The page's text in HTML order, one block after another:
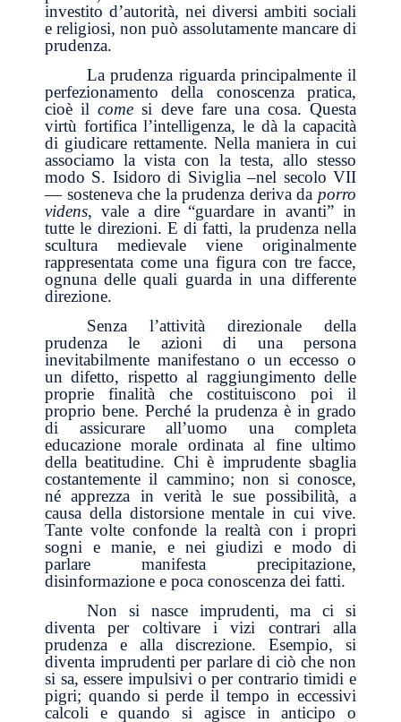
investito d’autorità, nei diversi ambiti sociali
e religiosi, non può assolutamente mancare di
prudenza.
La prudenza riguarda principalmente il
perfezionamento della conoscenza pratica,
cioè ilcome si deve fare una cosa. Questa
virtù fortifica l’intelligenza, le dà la capacità
di giudicare rettamente. Nella maniera in cui
associamo la vista con la testa, allo stesso
modo S. Isidoro di Siviglia –nel secolo VII
— sosteneva che la prudenza deriva da porro
videns, vale a dire “guardare in avanti” in
tutte le direzioni. E di fatti, la prudenza nella
scultura medievale viene originalmente
rappresentata come una figura con tre facce,
ognuna delle quali guarda in una differente
direzione.
Senza l’attività direzionale della
prudenza le azioni di una persona
inevitabilmente manifestano o un eccesso o
un difetto, rispetto al raggiungimento delle
proprie finalità che costituiscono poi il
proprio bene. Perché la prudenza è in grado
di assicurare all’uomo una completa
educazione morale ordinata al fine ultimo
della beatitudine. Chi è imprudente sbaglia
costantemente il cammino; non si conosce,
né apprezza in verità le sue possibilità, a
causa della distorsione mentale in cui vive.
Tante volte confonde la realtà con i propri
sogni e manie, e nei giudizi e modo di
parlare manifesta precipitazione,
disinformazione e poca conoscenza dei fatti.
Non si nasce imprudenti, ma ci si
diventa per coltivare i vizi contrari alla
prudenza e alla discrezione. Esempio, si
diventa imprudenti per parlare di ciò che non
si sa, essere impulsivi o per contrario timidi e
pigri; quando si perde il tempo in eccessivi
calcoli e quando si agisce in anticipo o